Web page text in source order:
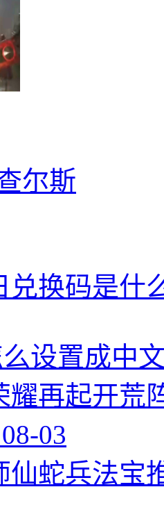
尔斯
兑换码是什
设置成中
耀再起开荒
08-03
仙蛇兵法宝